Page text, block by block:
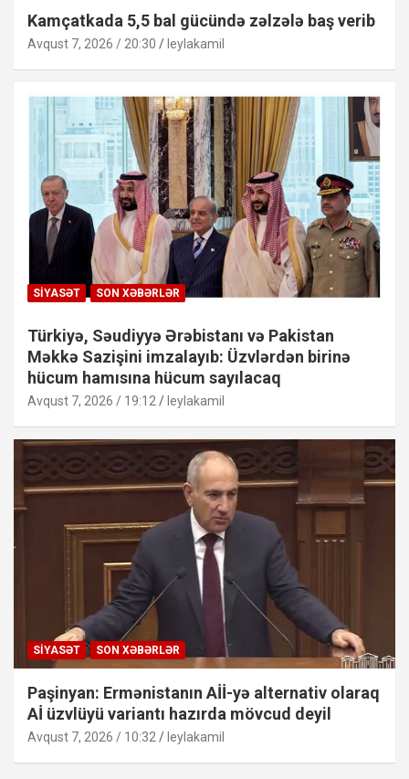
Kamçatkada 5,5 bal gücündə zəlzələ baş verib
Avqust 7, 2026 / 20:30 leylakamil
SIYASƏT SON XƏBƏRLƏR
Türkiyə, Səudiyyə Ərəbistanı və Pakistan
Məkkə Sazişini imzalayıb: Üzvlərdən birinə
hücum hamısına hücum sayılacaq
Avqust 7, 2026 / 19:12 leylakamil
SIYASƏT SON XƏBƏRLƏR
Paşinyan: Ermənistanın Aİİ-yə alternativ olaraq
Aİ üzvlüyü variantı hazırda mövcud deyil
Avqust 7, 2026 / 10:32 leylakamil